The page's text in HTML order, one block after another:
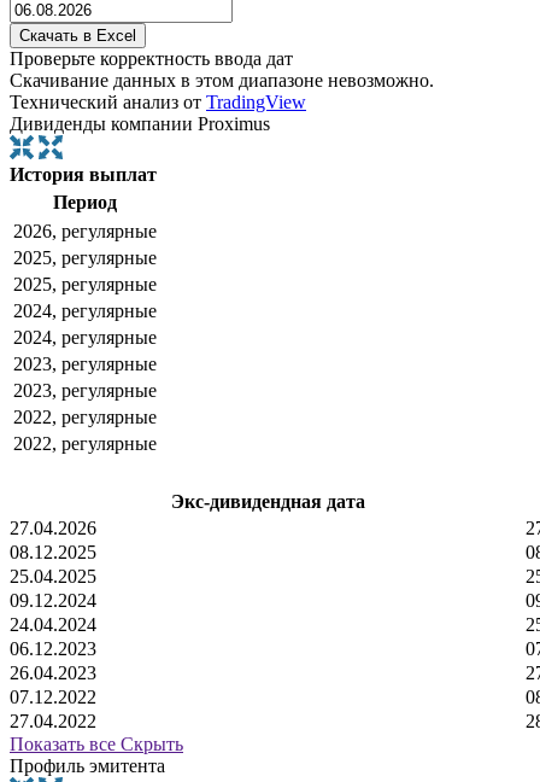
Проверьте корректность ввода дат
Скачивание данных в этом диапазоне невозможно.
Технический анализ от TradingView
Дивиденды компании Proximus
История выплат
Период
2026, регулярные
2025, регулярные
2025, регулярные
2024, регулярные
2024, регулярные
2023, регулярные
2023, регулярные
2022, регулярные
2022, регулярные
Экс-дивидендная дата
27.04.2026
08.12.2025
25.04.2025
09.12.2024
24.04.2024
06.12.2023
26.04.2023
07.12.2022
27.04.2022
Показать все Скрыть
Профиль эмитента